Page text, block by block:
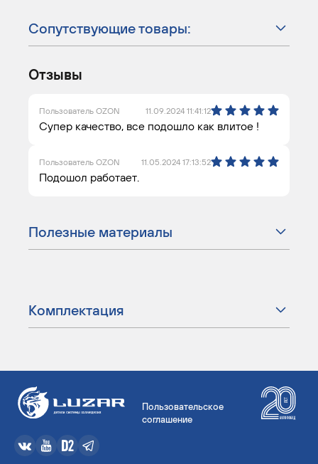
Сопутствующие товары:
Отзывы
Пользователь OZON 11.09.2024 11:41:12
Супер качество, все подошло как влитое !
Пользователь OZON 11.05.2024 17:13:52
Подошол работает.
Полезные материалы
Комплектация
Пользовательское
соглашение